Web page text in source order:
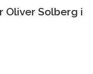
Oliver Solberg i